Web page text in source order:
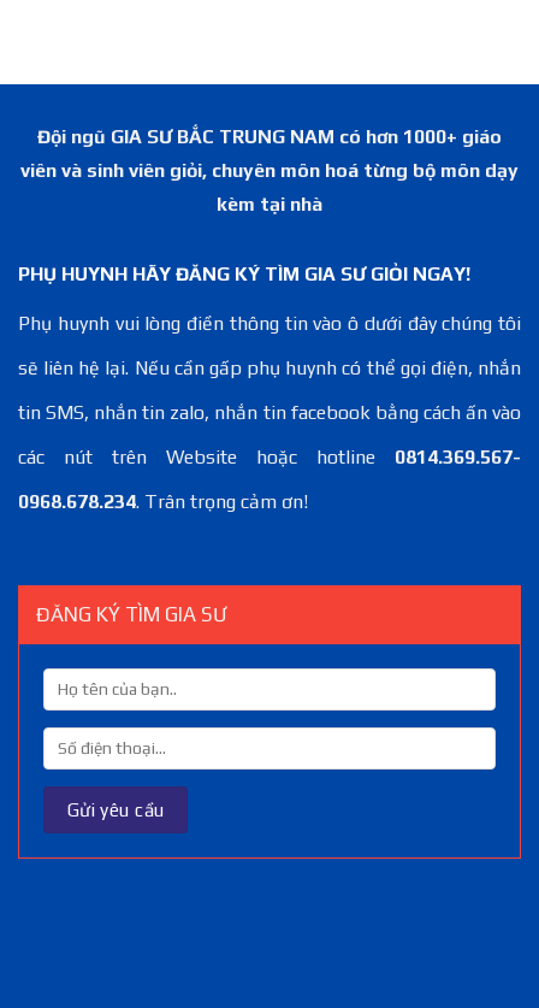
Đội ngũ GIA SƯ BẮC TRUNG NAM có hơn 1000+ giáo
viên và sinh viên giỏi, chuyên môn hoá từng bộ môn dạy
kèm tại nhà
PHỤ HUYNH HÃY ĐĂNG KÝ TÌM GIA SƯ GIỎI NGAY!
Phụ huynh vui lòng điền thông tin vào ô dưới đây chúng tôi
sẽ liên hệ lại. Nếu cần gấp phụ huynh có thể gọi điện, nhắn
tin SMS, nhắn tin zalo, nhắn tin facebook bằng cách ấn vào
các nút trên Website hoặc hotline 0814.369.567-
0968.678.234. Trân trọng cảm ơn!
ĐĂNG KÝ TÌM GIA SƯ